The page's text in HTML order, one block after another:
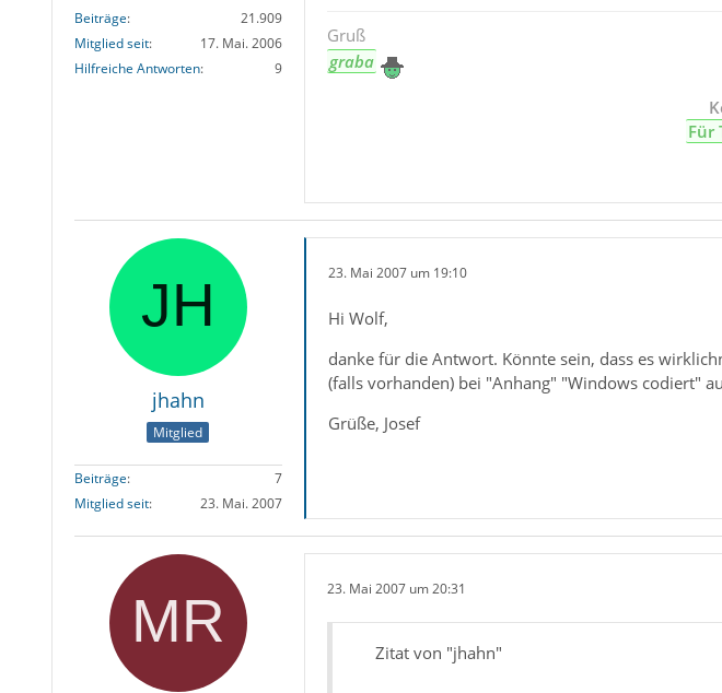
Beiträge
21.909
Mitglied seit
17. Mai. 2006
Hilfreiche Antworten
9
Gruß
graba
Für
jhahn
Mitglied
Beiträge
7
Mitglied seit
23. Mai. 2007
23. Mai 2007 um 19:10
Hi Wolf,
danke für die Antwort. Könnte sein, dass es
(falls vorhanden) bei "Anhang" "Windows codiert"
Grüße, Josef
23. Mai 2007 um 20:31
Zitat von "jhahn"